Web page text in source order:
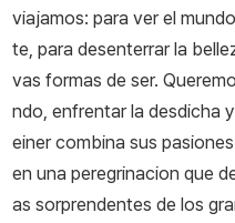
viajamos: para ver el
te, para desenterrar la
vas formas de ser.
ndo, enfrentar la desdicha
einer combina sus
en una peregrinacion que
as sorprendentes de los